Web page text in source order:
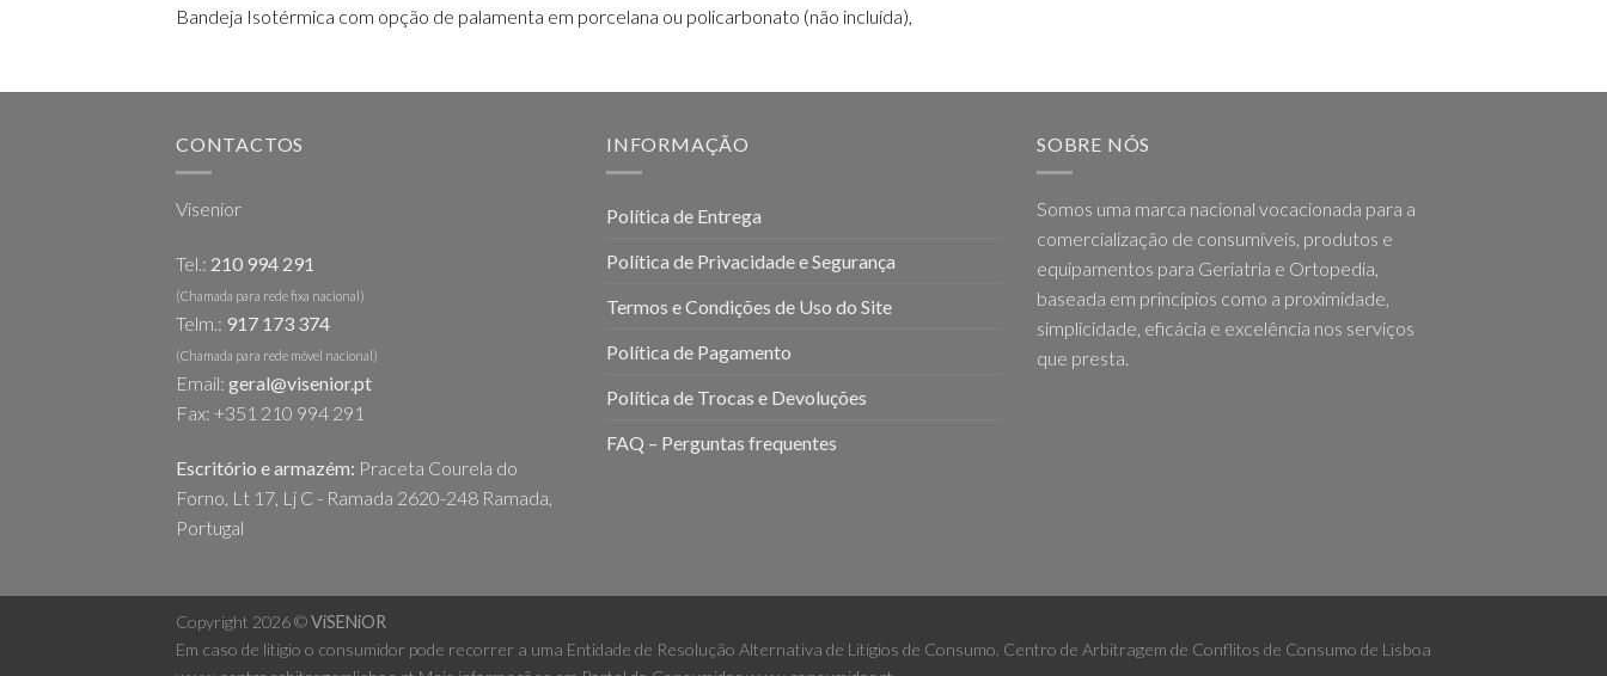
Bandeja Isotérmica com opção de palamenta em porcelana ou policarbonato (não incluída),
CONTACTOS
Visenior
Tel.: 210 994 291
(Chamada para rede fixa nacional)
Telm.: 917 173 374
(Chamada para rede móvel nacional)
Email: geral@visenior.pt
Fax: +351 210 994 291
Escritório e armazém: Praceta Courela do
Forno, Lt 17, Lj C - Ramada 2620-248 Ramada,
Portugal
INFORMAÇÃO
Política de Entrega
Política de Privacidade e Segurança
Termos e Condições de Uso do Site
Política de Pagamento
Política de Trocas e Devoluções
FAQ – Perguntas frequentes
SOBRE NÓS
Somos uma marca nacional vocacionada para a
comercialização de consumíveis, produtos e
equipamentos para Geriatria e Ortopedia,
baseada em princípios como a proximidade,
simplicidade, eficácia e excelência nos serviços
que presta.
Copyright 2026 ©ViSENiOR
Em caso de litígio o consumidor pode recorrer a uma Entidade de Resolução Alternativa de Litígios de Consumo. Centro de Arbitragem de Conflitos de Consumo de Lisboa